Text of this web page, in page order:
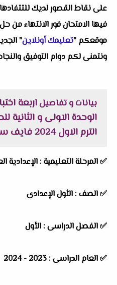
على نقاط القصور لديك للتتفادها
فيها الامتحان فور الانتهاء من
موقعكم "تعليمك أونلاين"
ونتمنى لكم دوام التوفيق
بيانات و تفاصيلاربعة
الوحدة الاولى و الثانية
الترم الاول 2024 فايف ستارز
✅المرحلة التعليمية : الإعدادية
✅الصف : الأول الإعدادى
✅الفصل الدراسى : الأول
✅العام الدراسى :